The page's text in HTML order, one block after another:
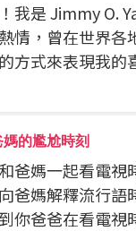
我是 Jimmy O.
情，曾在世界各
方式來表現我
的尷尬時刻
爸媽一起看電視
爸媽解釋流行語
你爸爸在看電視